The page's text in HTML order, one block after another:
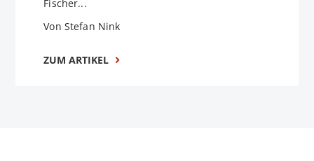
Fischer...
Von Stefan Nink
ZUM ARTIKEL